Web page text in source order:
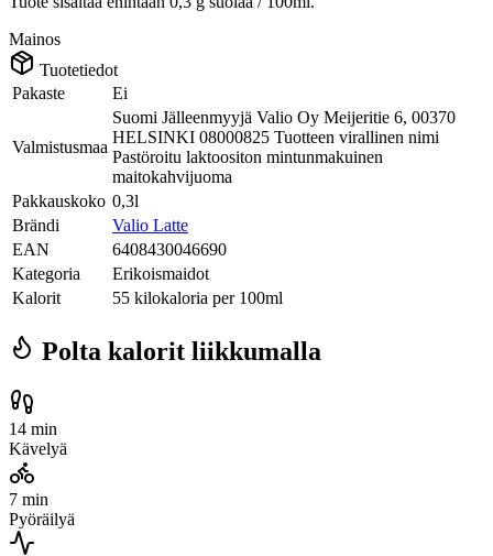
Mainos
Tuotetiedot
Pakaste
Ei
Valmistusmaa
Suomi Jälleenmyyjä Valio Oy Meijeritie 6, 00370
HELSINKI 08000825 Tuotteen virallinen nimi
Pastöroitu laktoositon mintunmakuinen
maitokahvijuoma
Pakkauskoko 0,3l
Brändi
Valio Latte
EAN
6408430046690
Kategoria
Erikoismaidot
Kalorit
55 kilokaloria per 100ml
Polta kalorit liikkumalla
14 min
Kävelyä
7 min
Pyöräilyä